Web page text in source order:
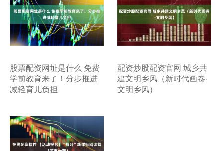
​股票配资网址是什么 免费
学前教育来了！分步推进
减轻育儿负担
​配资炒股配资官网 城乡共
建文明乡风（新时代画卷·
文明乡风）